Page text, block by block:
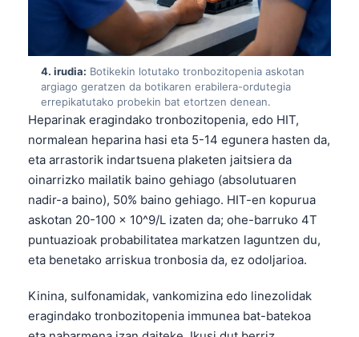
4. irudia: Botikekin lotutako tronbozitopenia askotan
argiago geratzen da botikaren erabilera-ordutegia
errepikatutako probekin bat etortzen denean.
Heparinak eragindako tronbozitopenia, edo HIT,
normalean heparina hasi eta 5-14 egunera hasten da,
eta arrastorik indartsuena plaketen jaitsiera da
oinarrizko mailatik baino gehiago (absolutuaren
nadir-a baino), 50% baino gehiago. HIT-en kopurua
askotan 20-100 × 10^9/L izaten da; ohe-barruko 4T
puntuazioak probabilitatea markatzen laguntzen du,
eta benetako arriskua tronbosia da, ez odoljarioa.
Kinina, sulfonamidak, vankomizina edo linezolidak
eragindako tronbozitopenia immunea bat-batekoa